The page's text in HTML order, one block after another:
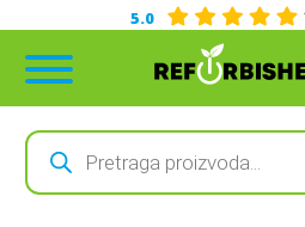
5.0
Products
search